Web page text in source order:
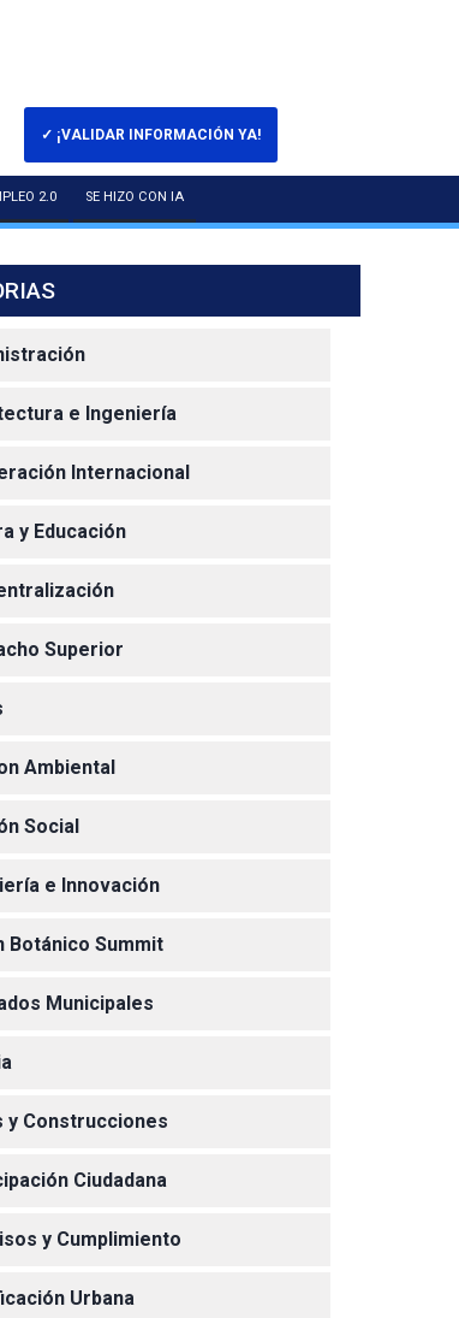
✓ ¡VALIDAR INFORMACIÓN YA!
2.0 SE HIZO CON IA
e Ingeniería
Internacional
y Educación
Superior
Ambiental
Social
e Innovación
Botánico Summit
Municipales
y Construcciones
Ciudadana
y Cumplimiento
Urbana